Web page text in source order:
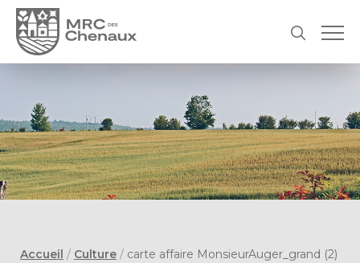
Accueil / Culture / carte affaire MonsieurAuger_grand (2)